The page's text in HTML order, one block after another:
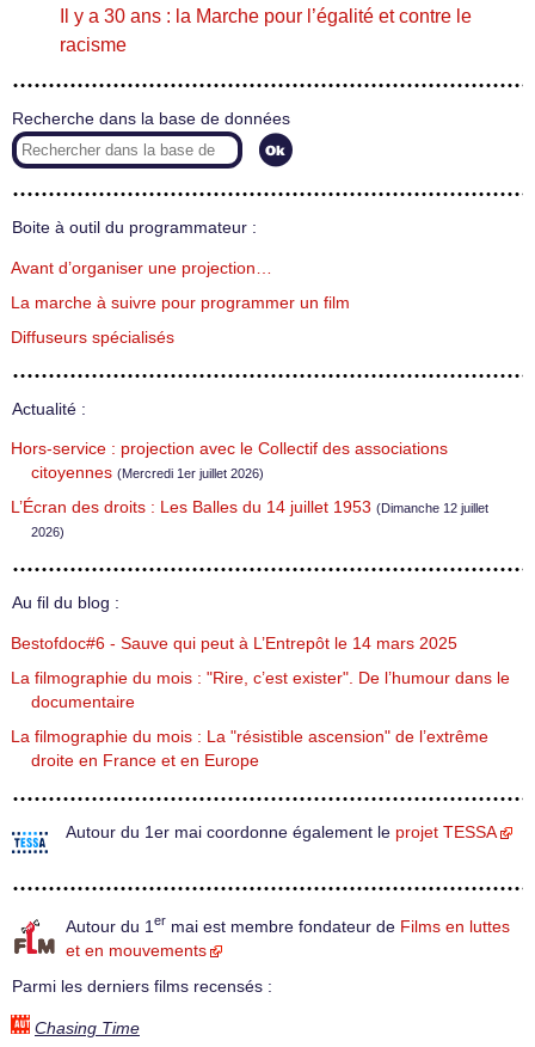
Il y a 30 ans : la Marche pour l’égalité et contre le
racisme
Recherche dans la base de données
Boite à outil du programmateur :
Avant d’organiser une projection…
La marche à suivre pour programmer un film
Diffuseurs spécialisés
Actualité :
Hors-service : projection avec le Collectif des associations
citoyennes (Mercredi 1er juillet 2026)
L’Écran des droits : Les Balles du 14 juillet 1953 (Dimanche 12 juillet
2026)
Au fil du blog :
Bestofdoc#6 - Sauve qui peut à L’Entrepôt le 14 mars 2025
La filmographie du mois : "Rire, c’est exister". De l’humour dans le
documentaire
La filmographie du mois : La "résistible ascension" de l’extrême
droite en France et en Europe
Autour du 1er mai coordonne également le projet TESSA
Autour du 1 er mai est membre fondateur de Films en luttes
et en mouvements
Parmi les derniers films recensés :
Chasing Time